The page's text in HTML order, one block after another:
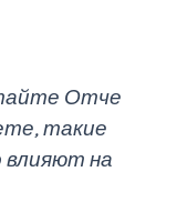
Отче
такие
влияют на